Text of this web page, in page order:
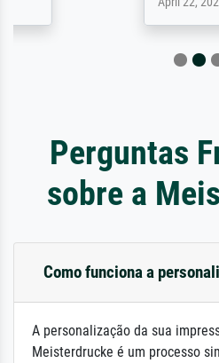
Perguntas
sobre a
Como funciona a
A personalização da sua
Meisterdrucke é um processo